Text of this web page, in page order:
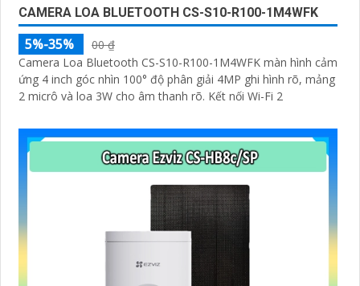
CAMERA LOA BLUETOOTH CS-S10-R100-1M4WFK
5%-35%
00 ₫
Camera Loa Bluetooth CS-S10-R100-1M4WFK màn hình cảm
ứng 4 inch góc nhìn 100° độ phân giải 4MP ghi hình rõ, mảng
2 micrô và loa 3W cho âm thanh rõ. Kết nối Wi-Fi 2